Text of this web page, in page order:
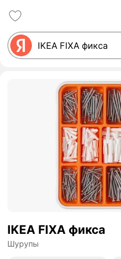
IKEA FIXA фикса
Шурупы